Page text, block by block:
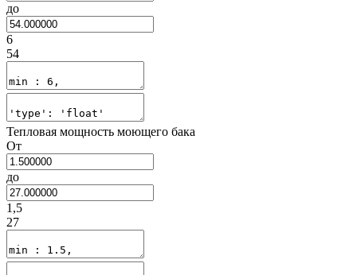
до
6
54
Тепловая мощность моющего бака
От
до
1,5
27